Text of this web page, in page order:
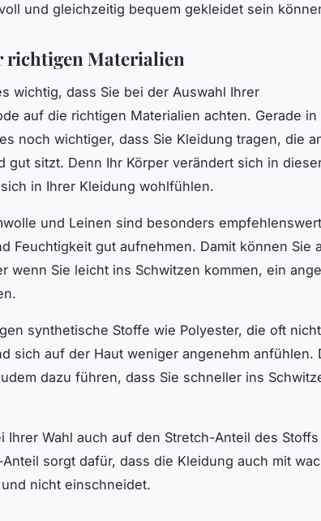
und gleichzeitig bequem gekleidet sein
richtigen Materialien
wichtig, dass Sie bei der Auswahl Ihrer
auf die richtigen Materialien achten. Gerade in
noch wichtiger, dass Sie Kleidung tragen, die
gut sitzt. Denn Ihr Körper verändert sich in
in Ihrer Kleidung wohlfühlen.
und Leinen sind besonders
Feuchtigkeit gut aufnehmen. Damit können Sie
wenn Sie leicht ins Schwitzen kommen, ein
synthetische Stoffe wie Polyester, die oft
sich auf der Haut weniger angenehm anfühlen.
dazu führen, dass Sie schneller ins
Ihrer Wahl auch auf den Stretch-Anteil des
sorgt dafür, dass die Kleidung auch mit
nicht einschneidet.